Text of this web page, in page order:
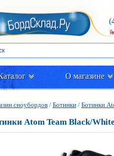
О магазине
сноубордов/ Ботинки/ Ботинки
Atom Team Black/